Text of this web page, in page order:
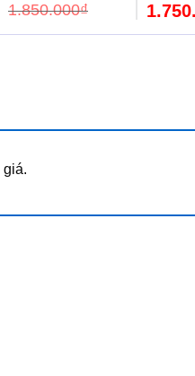
1.850.000₫
giá.